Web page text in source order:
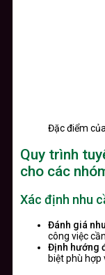
Đặc điểm
Quy trình
cho các
Xác định nhu
Đánh giá
công việc
Định hướng
biệt phù hợp